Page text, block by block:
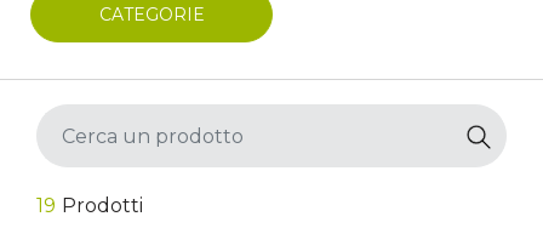
CATEGORIE
19 Prodotti